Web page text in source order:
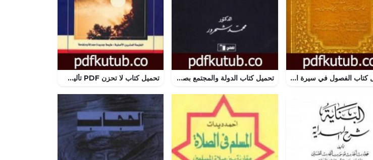
تحميل كتاب الفصول في سيرة الرسول PDF تأليف ابن كثير مجانا [كامل] تحميل كتاب الدولة والمجتمع بصيغة PDF تأليف محمد شحرور مجانا [كامل] تحميل كتاب لا تحزن PDF تأليف عائض القرني مجانا [كامل]